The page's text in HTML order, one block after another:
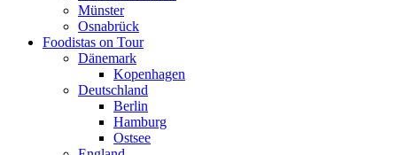
Münster
Osnabrück
Foodistas on Tour
Dänemark
Kopenhagen
Deutschland
Berlin
Hamburg
Ostsee